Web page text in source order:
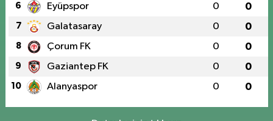
6 Eyüpspor 0 0
7 Galatasaray 0 0
8 Çorum FK 0 0
9 Gaziantep FK 0 0
10 Alanyaspor 0 0